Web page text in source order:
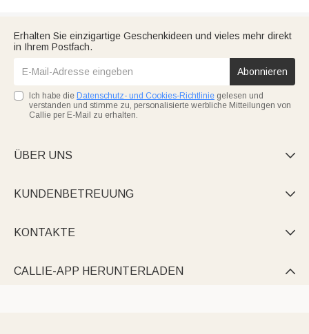
Erhalten Sie einzigartige Geschenkideen und vieles mehr direkt
in Ihrem Postfach.
Abonnieren
Ich habe die Datenschutz- und Cookies-Richtlinie gelesen und
verstanden und stimme zu, personalisierte werbliche Mitteilungen von
Callie per E-Mail zu erhalten.
ÜBER UNS 
KUNDENBETREUUNG 
KONTAKTE 
CALLIE-APP HERUNTERLADEN 